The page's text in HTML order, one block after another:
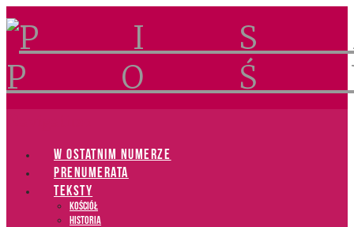
W OSTATNIM NUMERZE
PRENUMERATA
TEKSTY
Kościół
Historia